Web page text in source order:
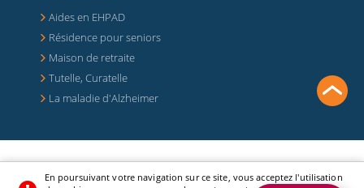
Aides en EHPAD
Résidence pour seniors
Maison de retraite
Tutelle, Curatelle
La maladie d'Alzheimer
Ascelliance Retraite,
Votre Service Conseil pour trouver EHPAD ou
Résidences Seniors
En poursuivant votre navigation sur ce site, vous acceptez l'utilisation